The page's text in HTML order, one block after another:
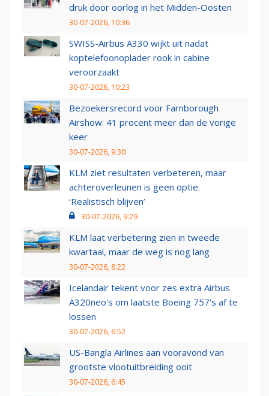
druk door oorlog in het Midden-Oosten
30-07-2026, 10:36
SWISS-Airbus A330 wijkt uit nadat
koptelefoonoplader rook in cabine
veroorzaakt
30-07-2026, 10:23
Bezoekersrecord voor Farnborough
Airshow: 41 procent meer dan de vorige
keer
30-07-2026, 9:30
KLM ziet resultaten verbeteren, maar
achteroverleunen is geen optie:
‘Realistisch blijven’
30-07-2026, 9:29
KLM laat verbetering zien in tweede
kwartaal, maar de weg is nog lang
30-07-2026, 8:22
Icelandair tekent voor zes extra Airbus
A320neo's om laatste Boeing 757's af te
lossen
30-07-2026, 6:52
US-Bangla Airlines aan vooravond van
grootste vlootuitbreiding ooit
30-07-2026, 6:45